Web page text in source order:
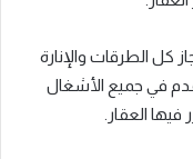
كل الطرقات والإنارة
في جميع الأشغال